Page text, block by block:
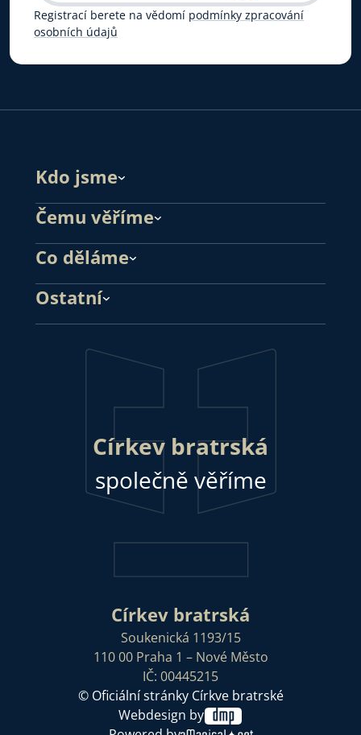
Registrací berete na vědomí podmínky zpracování
osobních údajů
Kdo jsme
Čemu věříme
Co děláme
Ostatní
Církev bratrská
společně věříme
Církev bratrská
Soukenická 1193/15
110 00 Praha 1 – Nové Město
IČ: 00445215
© Oficiální stránky Církve bratrské
Webdesign by